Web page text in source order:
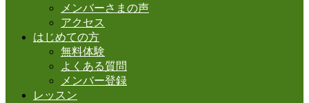
メンバーさまの声
アクセス
はじめての方
無料体験
よくある質問
メンバー登録
レッスン